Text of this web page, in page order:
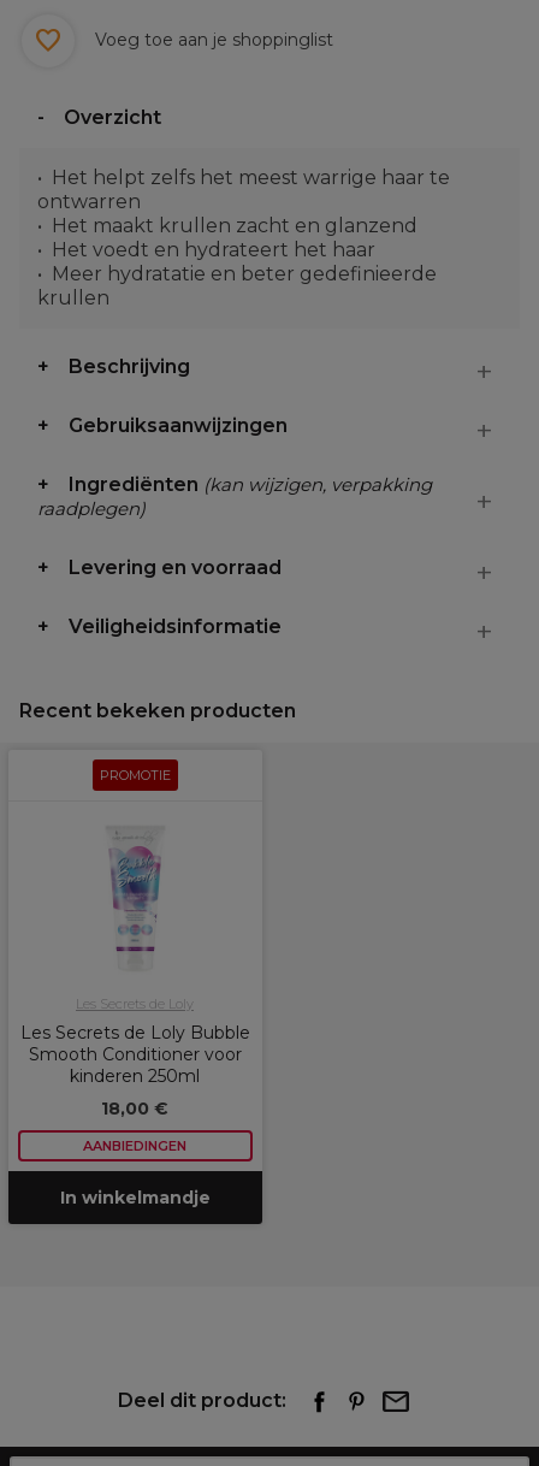
Voeg toe aan je shoppinglist
Overzicht
Het helpt zelfs het meest warrige haar te
ontwarren
Het maakt krullen zacht en glanzend
Het voedt en hydrateert het haar
Meer hydratatie en beter gedefinieerde
krullen
Beschrijving
Gebruiksaanwijzingen
Ingrediënten (kan wijzigen, verpakking
raadplegen)
Levering en voorraad
Veiligheidsinformatie
Recent bekeken producten
PROMOTIE
Les Secrets de Loly
Les Secrets de Loly Bubble
Smooth Conditioner voor
kinderen 250ml
18,00 €
AANBIEDINGEN
In winkelmandje
Deel dit product: